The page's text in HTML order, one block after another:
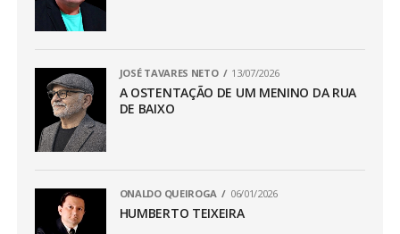
JOSÉ TAVARES NETO 13/07/2026
A OSTENTAÇÃO DE UM MENINO DA RUA
DE BAIXO
ONALDO QUEIROGA 06/01/2026
HUMBERTO TEIXEIRA